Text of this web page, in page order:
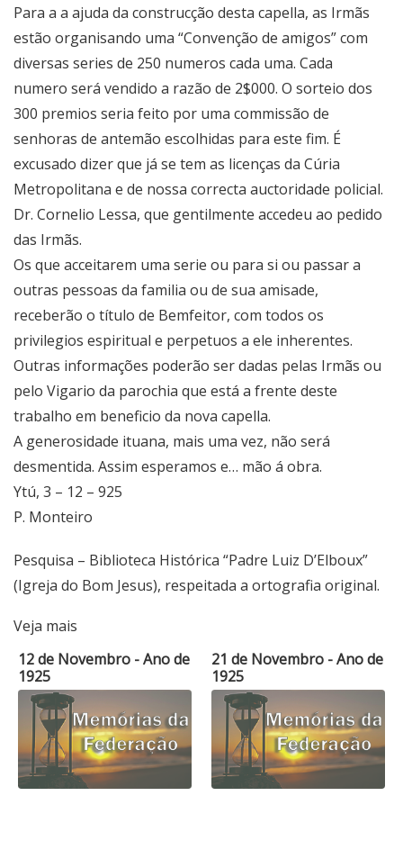
Para a a ajuda da construcção desta capella, as Irmãs
estão organisando uma “Convenção de amigos” com
diversas series de 250 numeros cada uma. Cada
numero será vendido a razão de 2$000. O sorteio dos
300 premios seria feito por uma commissão de
senhoras de antemão escolhidas para este fim. É
excusado dizer que já se tem as licenças da Cúria
Metropolitana e de nossa correcta auctoridade policial.
Dr. Cornelio Lessa, que gentilmente accedeu ao pedido
das Irmãs.
Os que acceitarem uma serie ou para si ou passar a
outras pessoas da familia ou de sua amisade,
receberão o título de Bemfeitor, com todos os
privilegios espiritual e perpetuos a ele inherentes.
Outras informações poderão ser dadas pelas Irmãs ou
pelo Vigario da parochia que está a frente deste
trabalho em beneficio da nova capella.
A generosidade ituana, mais uma vez, não será
desmentida. Assim esperamos e… mão á obra.
Ytú, 3 – 12 – 925
P. Monteiro
Pesquisa – Biblioteca Histórica “Padre Luiz D’Elboux”
(Igreja do Bom Jesus), respeitada a ortografia original.
Veja mais
12 de Novembro - Ano de
1925
21 de Novembro - Ano de
1925